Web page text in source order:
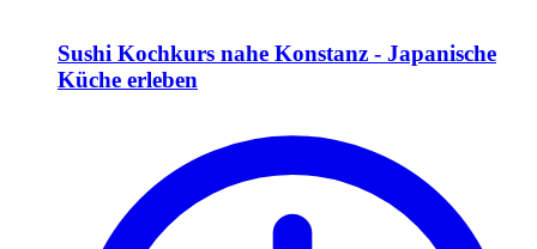
Sushi Kochkurs nahe Konstanz - Japanische
Küche erleben